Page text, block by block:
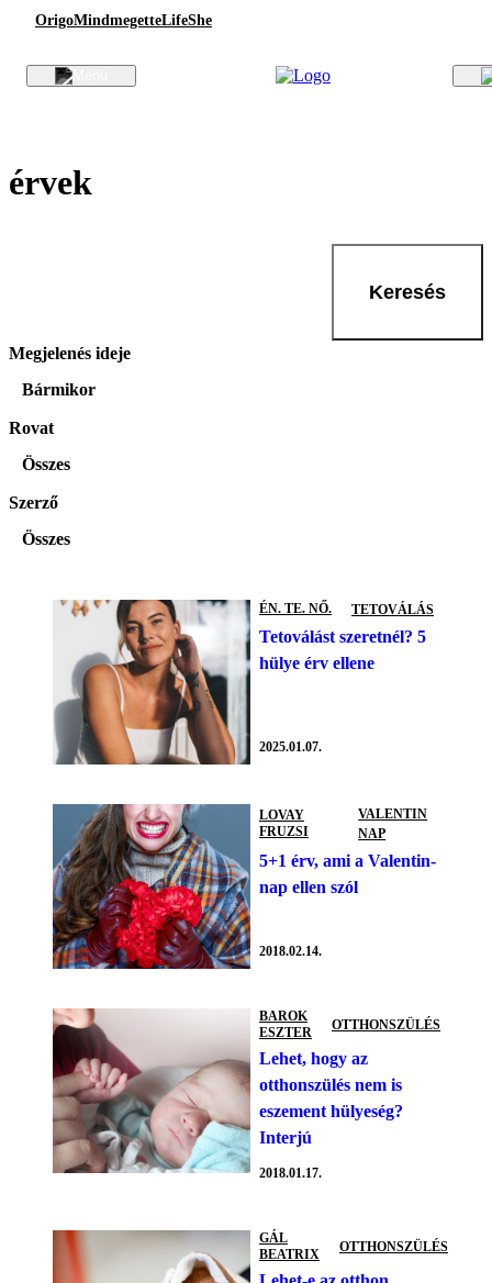
OrigoMindmegetteLifeShe
érvek
Keresés
Megjelenés ideje
Bármikor
Rovat
Összes
Szerző
Összes
ÉN. TE. NŐ. TETOVÁLÁS
Tetoválást szeretnél? 5
hülye érv ellene
2025.01.07.
LOVAY
FRUZSI
VALENTIN
NAP
5+1 érv, ami a Valentin-
nap ellen szól
2018.02.14.
BAROK
ESZTER
OTTHONSZÜLÉS
Lehet, hogy az
otthonszülés nem is
eszement hülyeség?
Interjú
2018.01.17.
GÁL
BEATRIX
OTTHONSZÜLÉS